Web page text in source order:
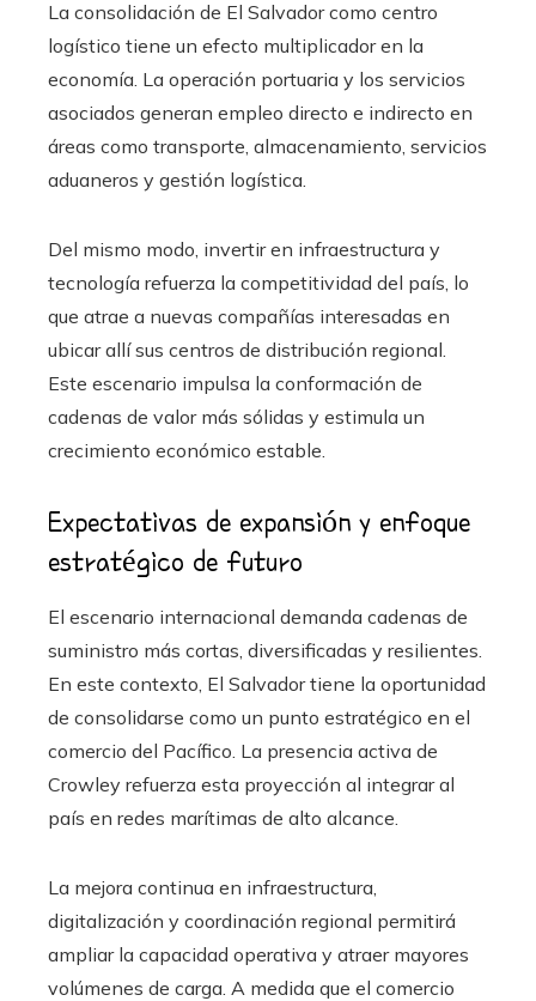
La consolidación de El Salvador como centro
logístico tiene un efecto multiplicador en la
economía. La operación portuaria y los servicios
asociados generan empleo directo e indirecto en
áreas como transporte, almacenamiento, servicios
aduaneros y gestión logística.
Del mismo modo, invertir en infraestructura y
tecnología refuerza la competitividad del país, lo
que atrae a nuevas compañías interesadas en
ubicar allí sus centros de distribución regional.
Este escenario impulsa la conformación de
cadenas de valor más sólidas y estimula un
crecimiento económico estable.
Expectativas de expansión y enfoque
estratégico de futuro
El escenario internacional demanda cadenas de
suministro más cortas, diversificadas y resilientes.
En este contexto, El Salvador tiene la oportunidad
de consolidarse como un punto estratégico en el
comercio del Pacífico. La presencia activa de
Crowley refuerza esta proyección al integrar al
país en redes marítimas de alto alcance.
La mejora continua en infraestructura,
digitalización y coordinación regional permitirá
ampliar la capacidad operativa y atraer mayores
volúmenes de carga. A medida que el comercio